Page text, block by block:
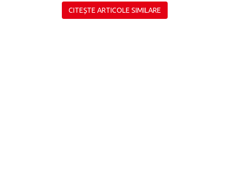
CITEȘTE ARTICOLE SIMILARE